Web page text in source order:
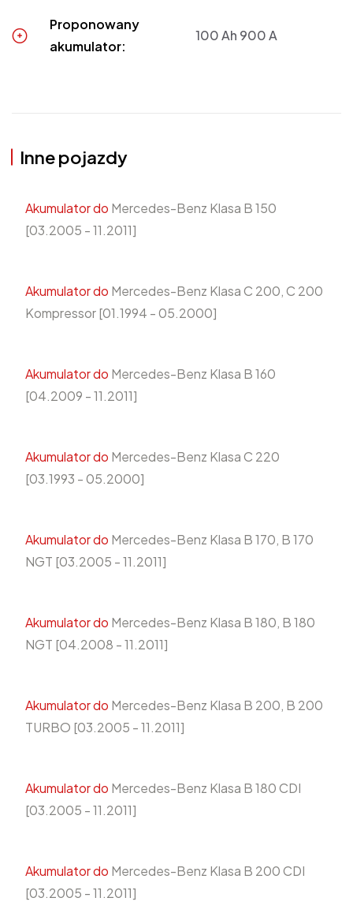
Proponowany
akumulator:
100 Ah 900 A
Inne pojazdy
Akumulator do Mercedes-Benz Klasa B 150
[03.2005 - 11.2011]
Akumulator do Mercedes-Benz Klasa C 200, C 200
Kompressor [01.1994 - 05.2000]
Akumulator do Mercedes-Benz Klasa B 160
[04.2009 - 11.2011]
Akumulator do Mercedes-Benz Klasa C 220
[03.1993 - 05.2000]
Akumulator do Mercedes-Benz Klasa B 170, B 170
NGT [03.2005 - 11.2011]
Akumulator do Mercedes-Benz Klasa B 180, B 180
NGT [04.2008 - 11.2011]
Akumulator do Mercedes-Benz Klasa B 200, B 200
TURBO [03.2005 - 11.2011]
Akumulator do Mercedes-Benz Klasa B 180 CDI
[03.2005 - 11.2011]
Akumulator do Mercedes-Benz Klasa B 200 CDI
[03.2005 - 11.2011]